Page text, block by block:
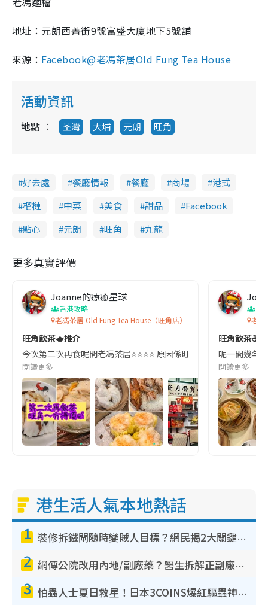
地址：元朗西菁街9號富盛大廈地下5號舖
來源： Facebook@老馮茶居Old Fung Tea House
活動資訊
地點 荃灣 大埔 元朗 旺角
好去處 餐廳情報 餐廳 商場
港式
榴槤
中菜 美食 甜品
Facebook
點心
元朗 旺角 九龍
更多真實評價
Joanne的療癒星球
香港攻略
老馮茶居 Old Fung Tea House（旺角店）
旺角飲茶🫖推介
今次第二次再食呢間老馮茶居⭐️⭐️⭐️⭐️ 原因係旺角區飲茶第一時
閱讀更多
老馮
旺角飲茶☕️
呢一間幾年
閱讀更多
港生活人氣本地熱話
1 裝修拆鐵閘隨時變賊人目標？網民揭2大關鍵用途：裝新式等於白裝？附新舊鐵閘分別
2 網傳公院改用內地/副廠藥？醫生拆解正副廠分別 揭4類人換藥隨時出事
3 怕蟲人士夏日救星！日本3COINS爆紅驅蟲神器$45起 1招「全程免觸碰」輕鬆搞定小強